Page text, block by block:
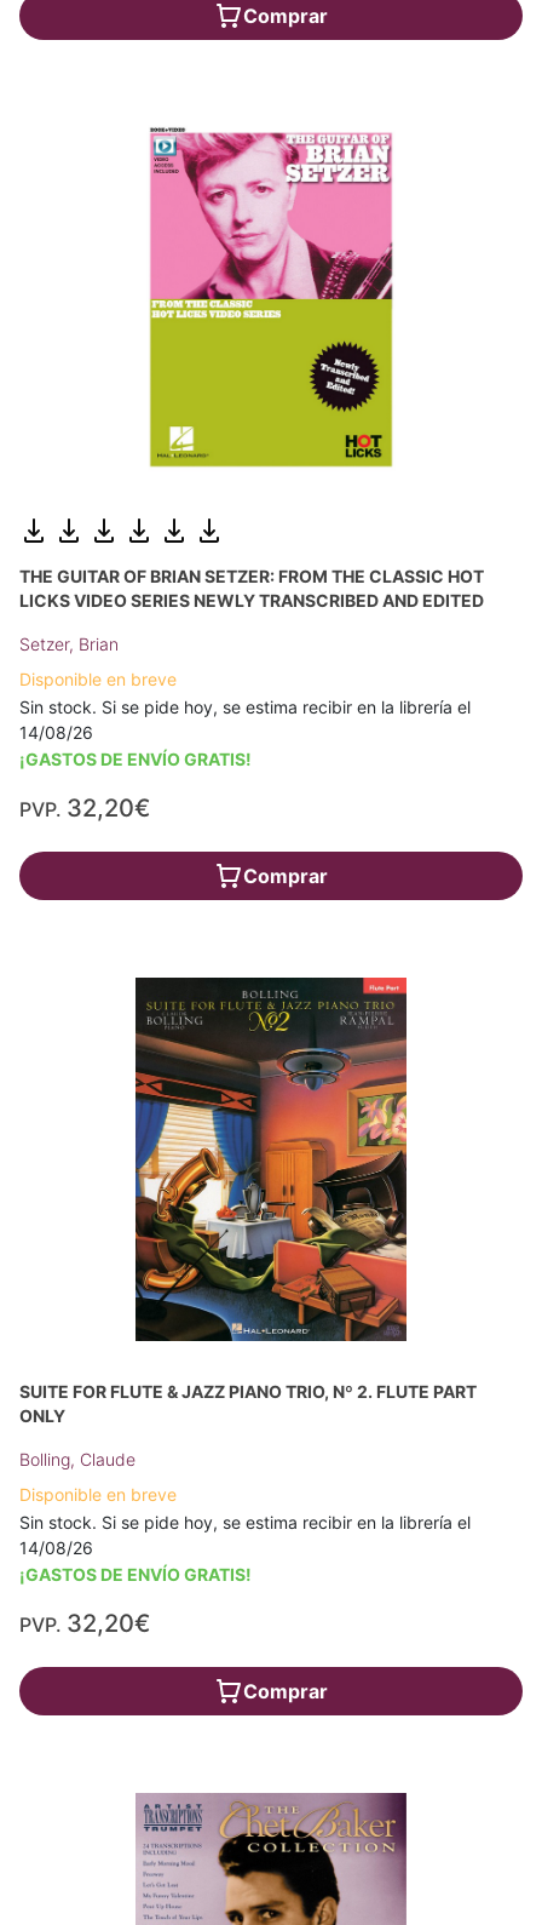
Comprar
THE GUITAR OF BRIAN SETZER: FROM THE CLASSIC HOT
LICKS VIDEO SERIES NEWLY TRANSCRIBED AND EDITED
Setzer, Brian
Disponible en breve
Sin stock. Si se pide hoy, se estima recibir en la librería el
14/08/26
¡GASTOS DE ENVÍO GRATIS!
PVP. 32,20€
Comprar
SUITE FOR FLUTE & JAZZ PIANO TRIO, Nº 2. FLUTE PART
ONLY
Bolling, Claude
Disponible en breve
Sin stock. Si se pide hoy, se estima recibir en la librería el
14/08/26
¡GASTOS DE ENVÍO GRATIS!
PVP. 32,20€
Comprar